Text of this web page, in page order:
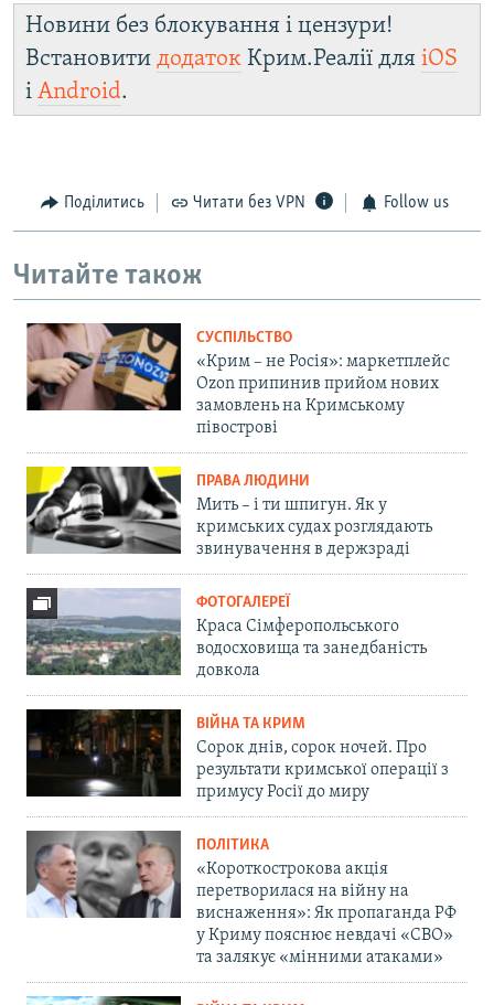
Новини без блокування і цензури!
Встановити додаток Крим.Реалії для iOS
і Android.
Поділитись Читати без VPN Follow us
Читайте також
СУСПІЛЬСТВО
«Крим – не Росія»: маркетплейс
Ozon припинив прийом нових
замовлень на Кримському
півострові
ПРАВА ЛЮДИНИ
Мить – і ти шпигун. Як у
кримських судах розглядають
звинувачення в держзраді
ФОТОГАЛЕРЕЇ
Краса Сімферопольського
водосховища та занедбаність
довкола
ВІЙНА ТА КРИМ
Сорок днів, сорок ночей. Про
результати кримської операції з
примусу Росії до миру
ПОЛІТИКА
«Короткострокова акція
перетворилася на війну на
виснаження»: Як пропаганда РФ
у Криму пояснює невдачі «СВО»
та залякує «мінними атаками»